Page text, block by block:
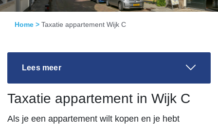
Home > Taxatie appartement Wijk C
Lees meer
Taxatie appartement in Wijk C
Als je een appartement wilt kopen en je hebt